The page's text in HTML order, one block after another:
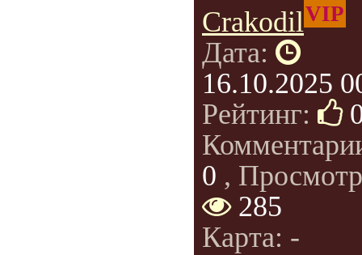
CrakodilVIP
Дата:
16.10.2025
Рейтинг:
0 ,
285
Карта: -